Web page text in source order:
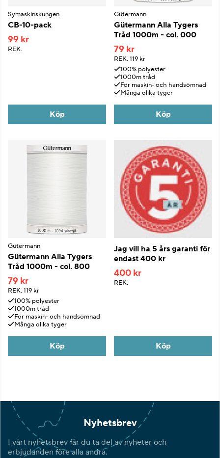
Symaskinskungen
CB-10-pack
99 kr
REK.
Köp
Gütermann
Gütermann Alla Tygers
Tråd 1000m - col. 000
79 kr
REK. 119 kr
100% polyester
1000m tråd
För maskin- och handsömnad
Många olika tyger
Köp
Gütermann
Gütermann Alla Tygers
Tråd 1000m - col. 800
79 kr
REK. 119 kr
100% polyester
1000m tråd
För maskin- och handsömnad
Många olika tyger
Köp
Jag vill ha 5 års garanti för
endast 400 kr
400 kr
REK.
Köp
Nyhetsbrev
I vårt nyhetsbrev får du ta del av nyheter och
erbjudanden före alla andra.